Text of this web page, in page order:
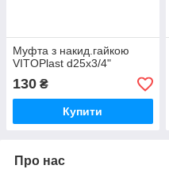
Муфта з накид.гайкою
VITOPlast d25х3/4"
130 ₴
Купити
Про нас